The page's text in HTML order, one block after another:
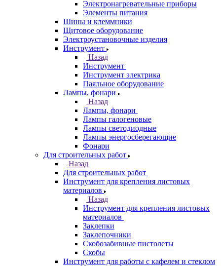
Электронагревательные приборы
Элементы питания
Шины и клеммники
Щитовое оборудование
Электроустановочные изделия
Инструмент
Назад
Инструмент
Инструмент электрика
Паяльное оборудование
Лампы, фонари
Назад
Лампы, фонари
Лампы галогеновые
Лампы светодиодные
Лампы энергосберегающие
Фонари
Для строительных работ
Назад
Для строительных работ
Инструмент для крепления листовых
материалов
Назад
Инструмент для крепления листовых
материалов
Заклепки
Заклепочники
Скобозабивные пистолеты
Скобы
Инструмент для работы с кафелем и стеклом